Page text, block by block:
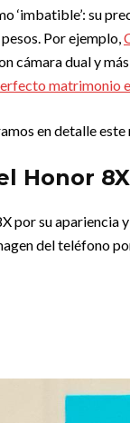
‘imbatible’: su
Por ejemplo,
cámara dual y
matrimonio
en detalle
Honor 8X
por su apariencia
del teléfono